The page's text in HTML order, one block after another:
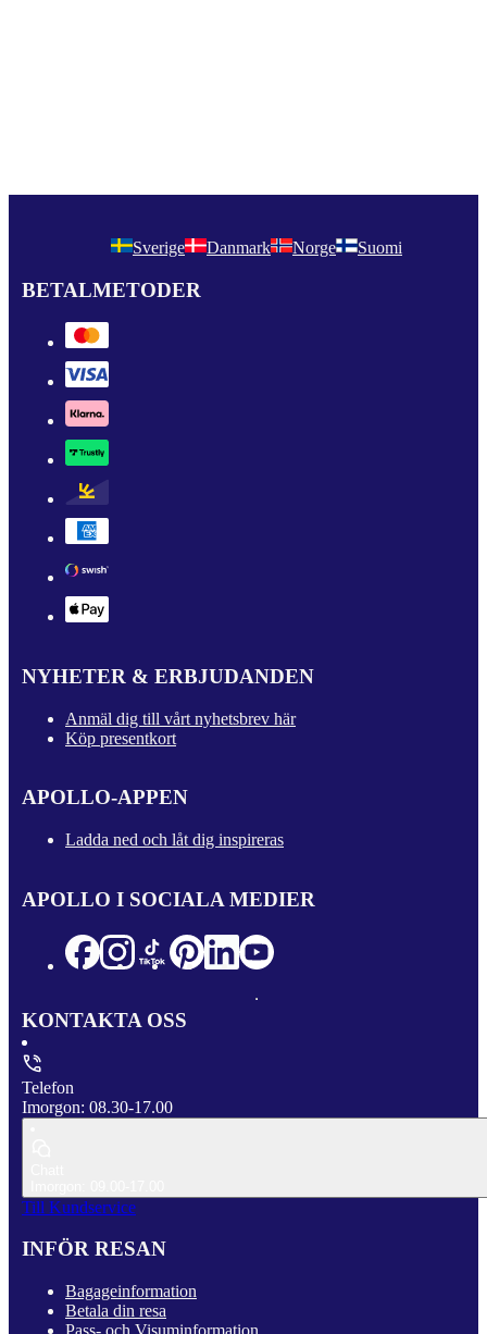
Sverige Danmark Norge Suomi
BETALMETODER
NYHETER & ERBJUDANDEN
Anmäl dig till vårt nyhetsbrev här
Köp presentkort
APOLLO-APPEN
Ladda ned och låt dig inspireras
APOLLO I SOCIALA MEDIER
KONTAKTA OSS
Telefon
Imorgon: 08.30-17.00
Till Kundservice
INFÖR RESAN
Bagageinformation
Betala din resa
Pass- och Visuminformation